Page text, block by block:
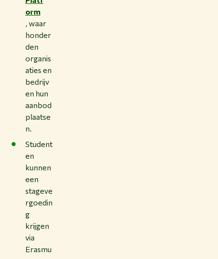
orm
, waar
honder
den
organis
aties en
bedrijv
en hun
aanbod
plaatse
n.
Student
en
kunnen
een
stageve
rgoedin
g
krijgen
via
Erasmu